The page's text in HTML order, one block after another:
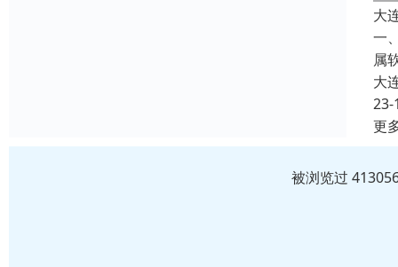
大
一
属
大
23-
更
被浏览过